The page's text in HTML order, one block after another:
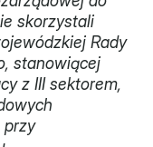
skorzystali
Rady
stanowiącej
z III sektorem,
przy